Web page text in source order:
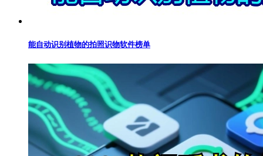
能自动识别植物的拍照识物软件榜单